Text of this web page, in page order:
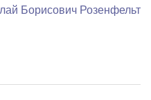
Борисович Розенфельт